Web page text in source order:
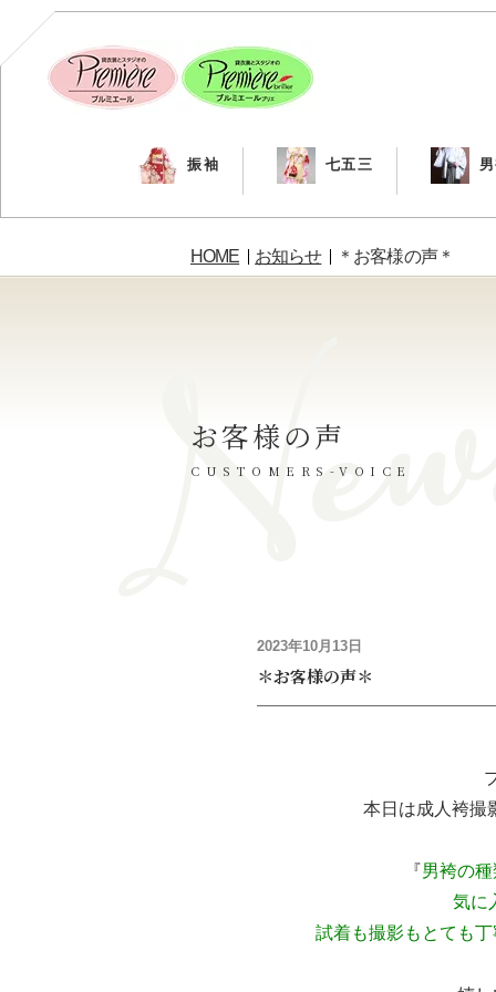
振袖 七五三
HOME お知らせ ＊お客様の声＊
お客様の声
CUSTOMERS-VOICE
2023年10月13日
＊お客様の声＊
本日は成人袴撮
『男袴の
気に
試着も撮影もとても